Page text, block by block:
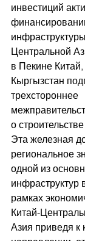
инвестиций
Центральной
в Пекине Китай,
Кыргызстан
трехстороннее
о
Эта железная
региональное
одной из
инфраструктур
рамках
Китай-
Азия приведя к